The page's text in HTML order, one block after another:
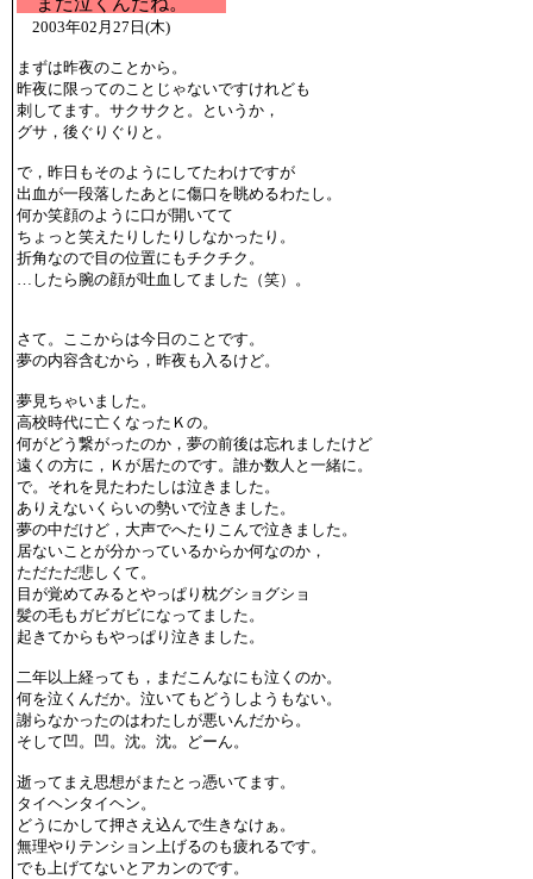
2003年02月27日(木)
まずは昨夜のことから。
昨夜に限ってのことじゃないですけれども
刺してます。サクサクと。というか，
グサ，後ぐりぐりと。
で，昨日もそのようにしてたわけですが
出血が一段落したあとに傷口を眺めるわたし。
何か笑顔のように口が開いてて
ちょっと笑えたりしたりしなかったり。
折角なので目の位置にもチクチク。
…したら腕の顔が吐血してました（笑）。
さて。ここからは今日のことです。
夢の内容含むから，昨夜も入るけど。
夢見ちゃいました。
高校時代に亡くなったＫの。
何がどう繋がったのか，夢の前後は忘れましたけど
遠くの方に，Ｋが居たのです。誰か数人と一緒に。
で。それを見たわたしは泣きました。
ありえないくらいの勢いで泣きました。
夢の中だけど，大声でへたりこんで泣きました。
居ないことが分かっているからか何なのか，
ただただ悲しくて。
目が覚めてみるとやっぱり枕グショグショ
髪の毛もガビガビになってました。
起きてからもやっぱり泣きました。
二年以上経っても，まだこんなにも泣くのか。
何を泣くんだか。泣いてもどうしようもない。
謝らなかったのはわたしが悪いんだから。
そして凹。凹。沈。沈。どーん。
逝ってまえ思想がまたとっ憑いてます。
タイヘンタイヘン。
どうにかして押さえ込んで生きなけぁ。
無理やりテンション上げるのも疲れるです。
でも上げてないとアカンのです。